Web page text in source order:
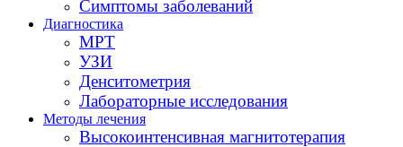
Симптомы заболеваний
Диагностика
МРТ
УЗИ
Денситометрия
Лабораторные исследования
Методы лечения
Высокоинтенсивная магнитотерапия